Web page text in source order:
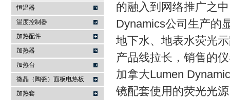
恒温器
温度控制器
加热配件
加热器
加热台
微晶（陶瓷）面板电热板
加热套
的融入到网络推广之
Dynamics公司生产的
地下水、地表水荧光
产品线拉长，销售的
加拿大Lumen
镜配套使用的荧光光